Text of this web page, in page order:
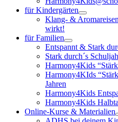
für Kindergärten
Klang- &
wirkt!
für Familien
Entspannt & Stark
Stark durch´s
Harmony4Kids
Harmony4KIds
Jahren
Harmony4Kids
Harmony4Kids
Online-Kurse & Materialien